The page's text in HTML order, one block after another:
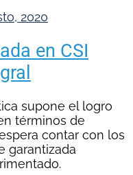
2020
en CSI
supone el logro
términos de
contar con los
garantizada